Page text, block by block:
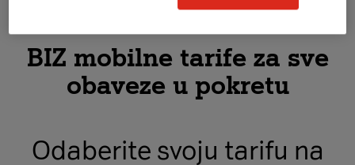
BIZ mobilne tarife za sve
obaveze u pokretu
Odaberite svoju tarifu na